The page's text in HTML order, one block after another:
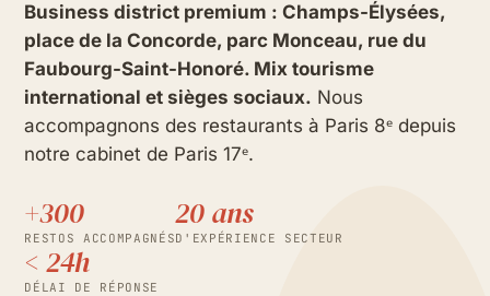
Business district premium : Champs-Élysées,
place de la Concorde, parc Monceau, rue du
Faubourg-Saint-Honoré. Mix tourisme
international et sièges sociaux. Nous
accompagnons des restaurants à Paris 8ᵉ depuis
notre cabinet de Paris 17ᵉ.
+300
RESTOS ACCOMPAGNÉS
20 ans
D'EXPÉRIENCE SECTEUR
< 24h
DÉLAI DE RÉPONSE